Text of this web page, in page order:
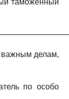
таможенный
важным делам,
по особо